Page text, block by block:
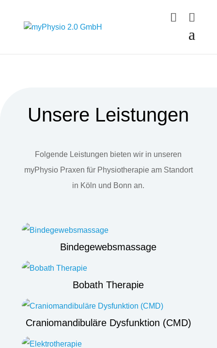
Unsere Leistungen
Folgende Leistungen bieten wir in unseren
myPhysio Praxen für Physiotherapie am Standort
in Köln und Bonn an.
Bindegewebsmassage
Bobath Therapie
Craniomandibuläre Dysfunktion (CMD)